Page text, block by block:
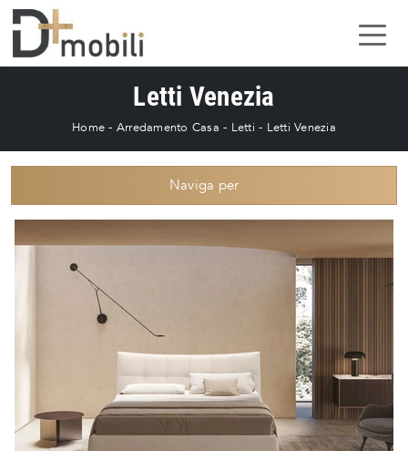
Letti Venezia
Home - Arredamento Casa - Letti - Letti Venezia
Naviga per